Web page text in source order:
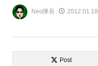
Neo隊長 2012.01.18
Post